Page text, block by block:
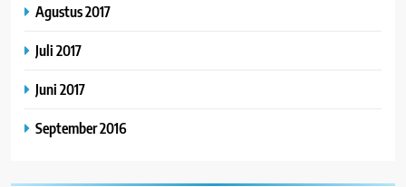
Agustus 2017
Juli 2017
Juni 2017
September 2016